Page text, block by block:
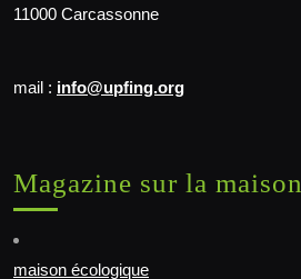
11000 Carcassonne
mail : info@upfing.org
Magazine sur la maison
maison écologique